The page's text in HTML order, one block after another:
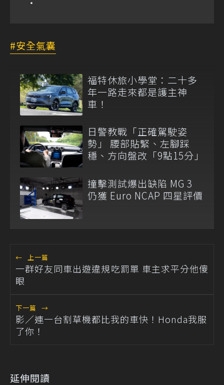
安全氣囊
福特休旅小學堂：二十多
年一路走來都是護主神
車！
日警教戰「正確駕駛姿
勢」 腰部貼緊、左腳踩
穩、方向盤改「9點15分」
撞擊測試爆出缺陷 MG 3
仍獲 Euro NCAP 四星評價
← 上一篇
一群好友同車出遊違規吃罰單 車主求平分他傻
眼
下一篇 →
影／連一台割草機都比我的車快！Honda我服
了你！
延伸閱讀